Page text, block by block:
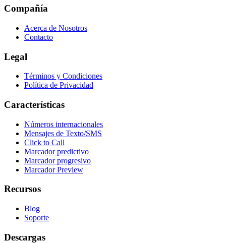
Compañía
Acerca de Nosotros
Contacto
Legal
Términos y Condiciones
Política de Privacidad
Características
Números internacionales
Mensajes de Texto/SMS
Click to Call
Marcador predictivo
Marcador progresivo
Marcador Preview
Recursos
Blog
Soporte
Descargas